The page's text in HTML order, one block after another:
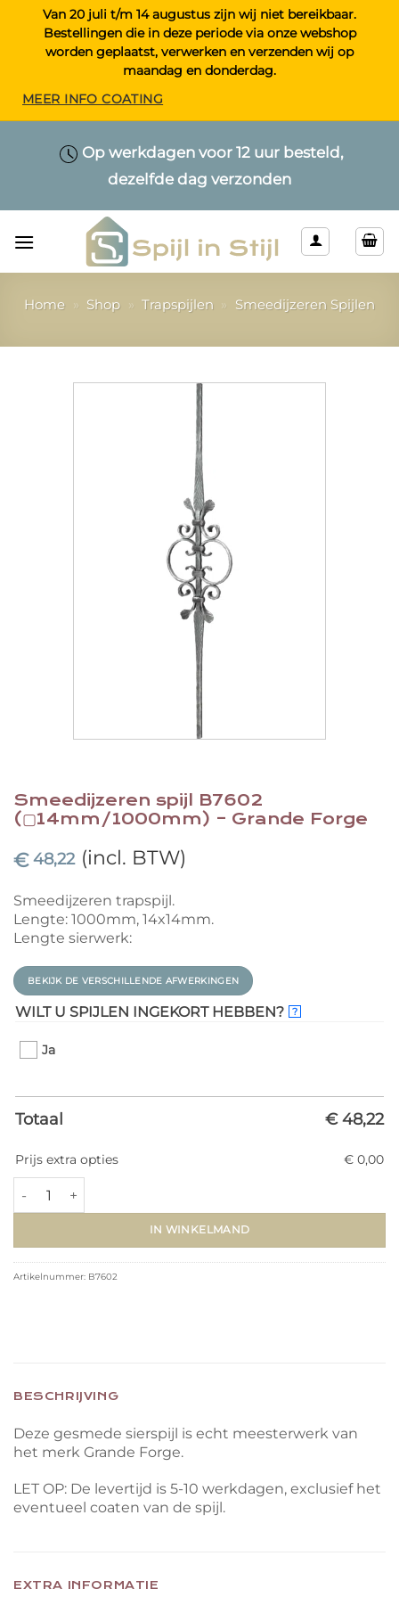
Van 20 juli t/m 14 augustus zijn wij niet bereikbaar.
Bestellingen die in deze periode via onze webshop
worden geplaatst, verwerken en verzenden wij op
maandag en donderdag.
MEER INFO COATING
Op werkdagen voor 12 uur besteld,
dezelfde dag verzonden
Alleen kwaliteitsproducten
Maatwerk > Selecteer uw eigen lengte
& kleur
Home » Shop » Trapspijlen » Smeedijzeren Spijlen
Smeedijzeren spijl B7602
(▢14mm/1000mm) – Grande Forge
€ 48,22 (incl. BTW)
Smeedijzeren trapspijl.
Lengte: 1000mm, 14x14mm.
Lengte sierwerk:
BEKIJK DE VERSCHILLENDE AFWERKINGEN
WILT U SPIJLEN INGEKORT HEBBEN? ?
Ja
Totaal € 48,22
Prijs extra opties € 0,00
Smeedijzeren spijl B7602 (▢14mm/1000mm) - Grande Forge
IN WINKELMAND
Artikelnummer: B7602
BESCHRIJVING
Deze gesmede sierspijl is echt meesterwerk van
het merk Grande Forge.
LET OP: De levertijd is 5-10 werkdagen, exclusief het
eventueel coaten van de spijl.
EXTRA INFORMATIE